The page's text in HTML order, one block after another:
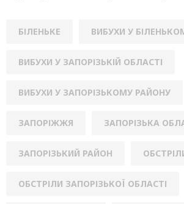
БІЛЕНЬКЕ ВИБУХИ У
ВИБУХИ У ЗАПОРІЗЬКІЙ ОБЛАСТІ
ВИБУХИ У ЗАПОРІЗЬКОМУ РАЙОНУ
ЗАПОРІЖЖЯ ЗАПОРІЗЬКА
ЗАПОРІЗЬКИЙ РАЙОН
ОБСТРІЛИ ЗАПОРІЗЬКОЇ ОБЛАСТІ